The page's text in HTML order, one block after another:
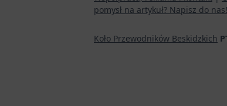
pomysł na artykuł? Napisz do nas!
Koło Przewodników Beskidzkich